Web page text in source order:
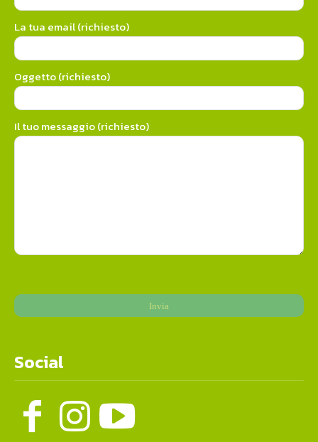
La tua email (richiesto)
Oggetto (richiesto)
Il tuo messaggio (richiesto)
Social